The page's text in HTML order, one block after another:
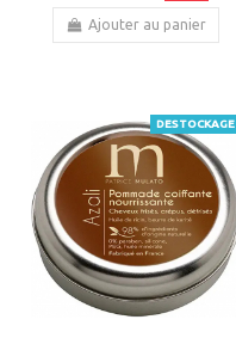
Ajouter au panier
DESTOCKAGE